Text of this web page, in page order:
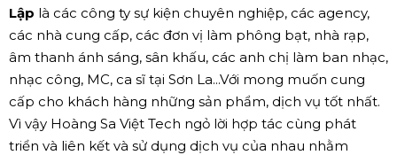
Lập là các công ty sự kiện chuyên nghiệp, các agency,
các nhà cung cấp, các đơn vị làm phông bạt, nhà rạp,
âm thanh ánh sáng, sân khấu, các anh chị làm ban nhạc,
nhạc công, MC, ca sĩ tại Sơn La...Với mong muốn cung
cấp cho khách hàng những sản phẩm, dịch vụ tốt nhất.
Vì vậy Hoàng Sa Việt Tech ngỏ lời hợp tác cùng phát
triển và liên kết và sử dụng dịch vụ của nhau nhằm